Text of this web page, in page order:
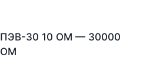
ПЭВ-30 10 ОМ — 30000
ОМ